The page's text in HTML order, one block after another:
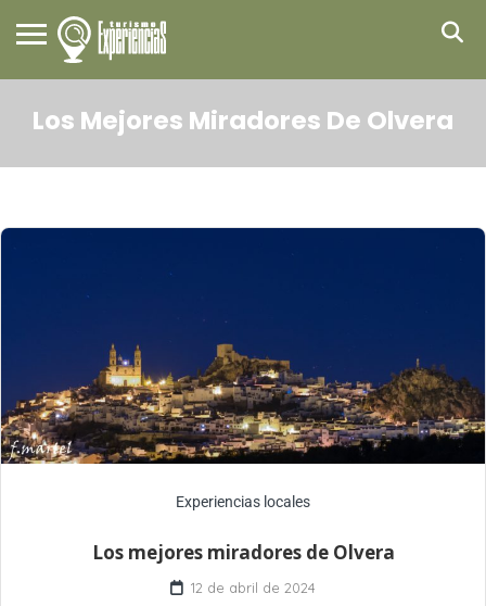
Los Mejores Miradores De Olvera
Experiencias locales
Los mejores miradores de Olvera
12 de abril de 2024